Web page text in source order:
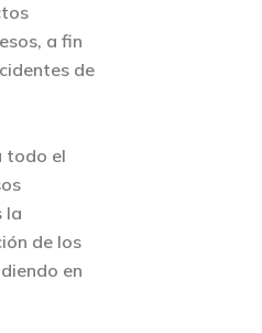
a fin
de
todo el
la
de los
en